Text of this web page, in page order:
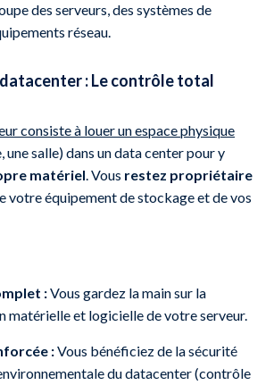
des serveurs, des systèmes de
réseau.
: Le contrôle total
consiste à louer un espace physique
une salle) dans un data center pour y
matériel. Vous restez propriétaire
votre équipement de stockage et de vos
:Vous gardez la main sur la
matérielle et logicielle de votre serveur.
:Vous bénéficiez de la sécurité
du datacenter (contrôle